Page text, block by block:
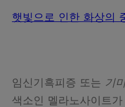
햇빛으로 인한 화상의
임신기흑피증 또는 기
색소인 멜라노사이트